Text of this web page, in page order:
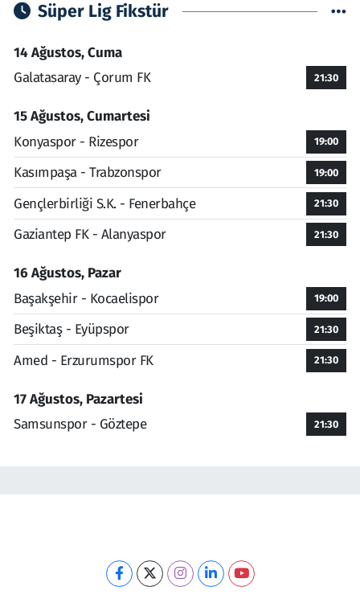
Süper Lig Fikstür
14 Ağustos, Cuma
Galatasaray - Çorum FK
21:30
15 Ağustos, Cumartesi
Konyaspor - Rizespor
19:00
Kasımpaşa - Trabzonspor 19:00
Gençlerbirliği S.K. - Fenerbahçe 21:30
Gaziantep FK - Alanyaspor 21:30
16 Ağustos, Pazar
Başakşehir - Kocaelispor
19:00
Beşiktaş - Eyüpspor 21:30
Amed - Erzurumspor FK 21:30
17 Ağustos, Pazartesi
Samsunspor - Göztepe
21:30